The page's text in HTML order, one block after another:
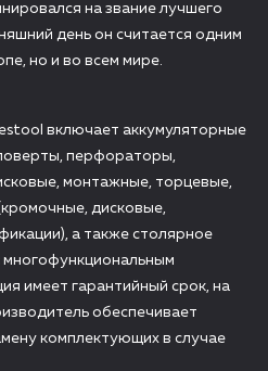
на звание лучшего
день он считается одним
но и во всем мире.
включает аккумуляторные
перфораторы,
монтажные, торцевые,
дисковые,
а также столярное
многофункциональным
имеет гарантийный срок, на
обеспечивает
комплектующих в случае